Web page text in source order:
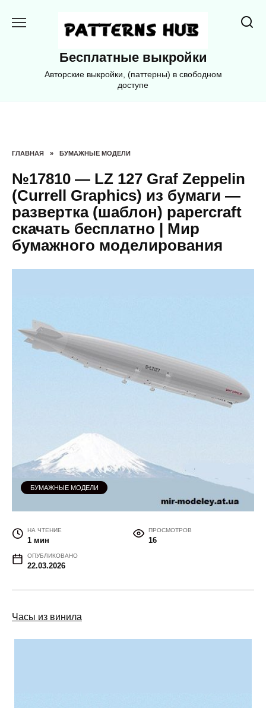
Бесплатные выкройки
Авторские выкройки, (паттерны) в свободном
доступе
ГЛАВНАЯ » БУМАЖНЫЕ МОДЕЛИ
№17810 — LZ 127 Graf Zeppelin
(Currell Graphics) из бумаги —
развертка (шаблон) papercraft
скачать бесплатно | Мир
бумажного моделирования
БУМАЖНЫЕ МОДЕЛИ
НА ЧТЕНИЕ
1 мин
ПРОСМОТРОВ
16
ОПУБЛИКОВАНО
22.03.2026
Часы из винила